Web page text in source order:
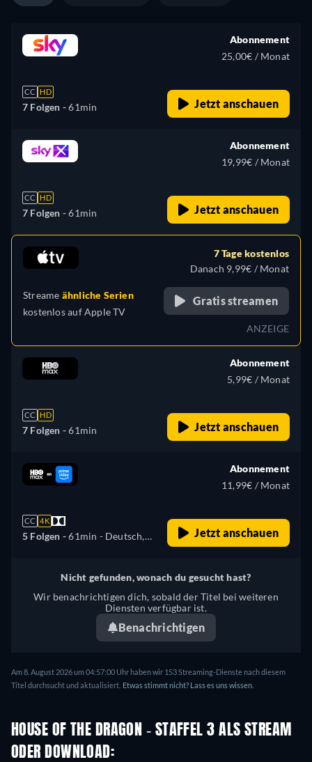
CC HD
7 Folgen -61min
Abonnement
25,00€ / Monat
Jetzt anschauen
CC HD
7 Folgen -61min
Abonnement
19,99€ / Monat
Jetzt anschauen
Streame ähnliche Serien
kostenlos aufApple TV
7 Tage kostenlos
Danach 9,99€ / Monat
Gratis streamen
ANZEIGE
CC HD
7 Folgen -61min
Abonnement
5,99€ / Monat
Jetzt anschauen
CC 4K
5 Folgen -61min - Deutsch,
Ungarisch, Italienisch,
Lettisch, Polnisch,
Portugiesisch, Russisch,
Slowakisch, Türkisch,
Abonnement
11,99€ / Monat
Jetzt anschauen
Nicht gefunden, wonach du gesucht hast?
Wir benachrichtigen dich, sobald der Titel bei weiteren
Diensten verfügbar ist.
Benachrichtigen
Am 8. August 2026 um 04:57:00 Uhr haben wir 153 Streaming-Dienste nach diesem
Titel durchsucht und aktualisiert. Etwas stimmt nicht? Lass es uns wissen.
HOUSE OF THE DRAGON - STAFFEL 3 ALS STREAM
ODER DOWNLOAD: